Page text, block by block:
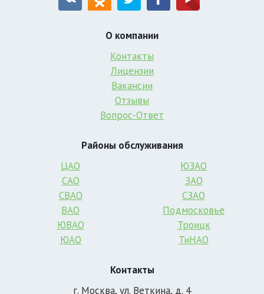
О компании
Контакты
Лицензии
Вакансии
Отзывы
Вопрос-Ответ
Районы обслуживания
ЦАО
САО
СВАО
ВАО
ЮВАО
ЮАО
ЮЗАО
ЗАО
СЗАО
Подмосковье
Троицк
ТиНАО
Контакты
г. Москва, ул. Веткина, д. 4